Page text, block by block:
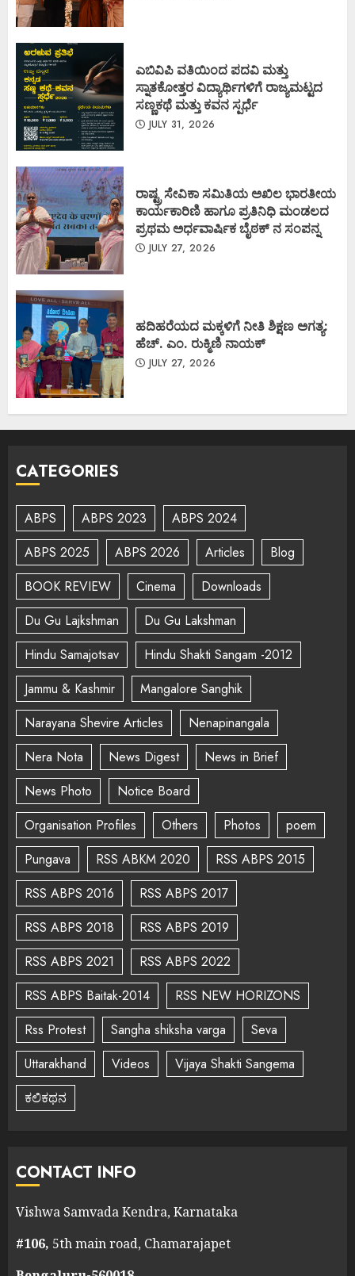
ಎಬಿವಿಪಿ ವತಿಯಿಂದ ಪದವಿ ಮತ್ತು
ಸ್ನಾತಕೋತ್ತರ ವಿದ್ಯಾರ್ಥಿಗಳಿಗೆ ರಾಜ್ಯಮಟ್ಟದ
ಸಣ್ಣಕಥೆ ಮತ್ತು ಕವನ ಸ್ಪರ್ಧೆ
JULY 31, 2026
ರಾಷ್ಟ್ರ ಸೇವಿಕಾ ಸಮಿತಿಯ ಅಖಿಲ ಭಾರತೀಯ
ಕಾರ್ಯಕಾರಿಣಿ ಹಾಗೂ ಪ್ರತಿನಿಧಿ ಮಂಡಲದ
ಪ್ರಥಮ ಅರ್ಧವಾರ್ಷಿಕ ಬೈಠಕ್ ನ ಸಂಪನ್ನ
JULY 27, 2026
ಹದಿಹರೆಯದ ಮಕ್ಕಳಿಗೆ ನೀತಿ ಶಿಕ್ಷಣ ಅಗತ್ಯ:
ಹೆಚ್. ಎಂ. ರುಕ್ಮಿಣಿ ನಾಯಕ್
JULY 27, 2026
CATEGORIES
ABPS ABPS 2023
ABPS 2024
ABPS 2025
ABPS 2026 Articles
Blog
BOOK REVIEW
Cinema
Downloads
Du Gu Lajkshman
Du Gu Lakshman
Hindu Samajotsav
Hindu Shakti Sangam -2012
Jammu & Kashmir
Mangalore Sanghik
Narayana Shevire Articles
Nenapinangala
Nera Nota
News Digest
News in Brief
News Photo
Notice Board
Organisation Profiles
Others Photos
poem
Pungava
RSS ABKM 2020
RSS ABPS 2015
RSS ABPS 2016
RSS ABPS 2017
RSS ABPS 2018
RSS ABPS 2019
RSS ABPS 2021
RSS ABPS 2022
RSS ABPS Baitak-2014
RSS NEW HORIZONS
Rss Protest
Sangha shiksha varga
Seva
Uttarakhand
Videos
Vijaya Shakti Sangema
ಕಲಿಕಥನ
CONTACT INFO
Vishwa Samvada Kendra, Karnataka
#106, 5th main road, Chamarajapet